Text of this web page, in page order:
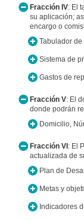
Fracción IV: El
su aplicación;
encargo o
Tabulador
Sistema de
Gastos de
Fracción V: El
donde podrán
Domicilio,
Fracción VI : El
actualizada de
Plan de
Metas y
Indicadores